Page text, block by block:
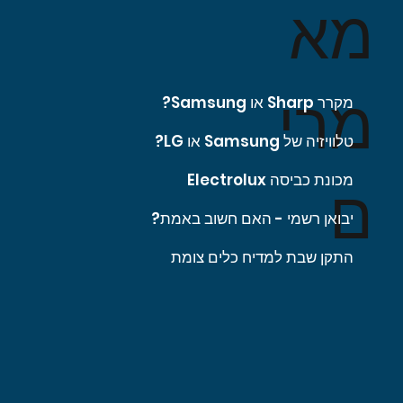
מא
מרי
ם
מקרר Sharp או Samsung?
טלוויזיה של Samsung או LG?
מכונת כביסה Electrolux
יבואן רשמי - האם חשוב באמת?
התקן שבת למדיח כלים צומת